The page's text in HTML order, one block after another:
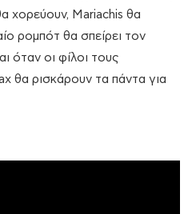
χορεύουν, Mariachis θα
ρομπότ θα σπείρει τον
όταν οι φίλοι τους
θα ρισκάρουν τα πάντα για